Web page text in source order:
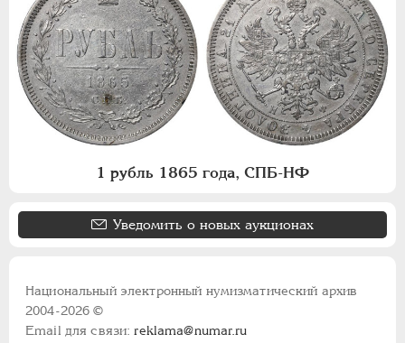
1 рубль 1865 года, СПБ-НФ
Уведомить о новых аукционах
Национальный электронный нумизматический архив
2004-2026 ©
Email для связи:reklama@numar.ru